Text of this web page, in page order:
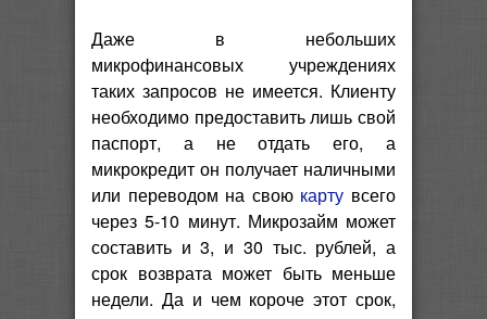
Даже в небольших
микрофинансовых учреждениях
таких запросов не имеется. Клиенту
необходимо предоставить лишь свой
паспорт, а не отдать его, а
микрокредит он получает наличными
или переводом на свою карту всего
через 5-10 минут. Микрозайм может
составить и 3, и 30 тыс. рублей, а
срок возврата может быть меньше
недели. Да и чем короче этот срок,